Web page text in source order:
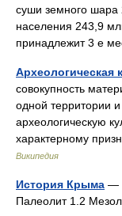
суши земного шара
населения 243,9
принадлежит 3 е
Археологическая
совокупность
одной территории
археологическую
характерному
Википедия
История Крыма —
Палеолит 1.2